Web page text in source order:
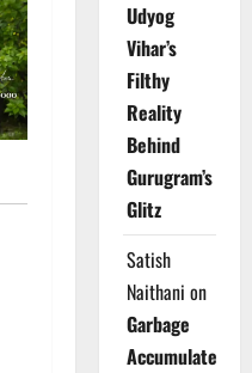
Udyog
Vihar’s
Filthy
Reality
Behind
Gurugram’s
Glitz
Satish
Naithani on
Garbage
Accumulates,